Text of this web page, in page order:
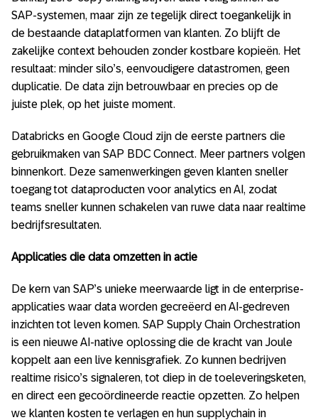
SAP-systemen, maar zijn ze tegelijk direct toegankelijk in
de bestaande dataplatformen van klanten. Zo blijft de
zakelijke context behouden zonder kostbare kopieën. Het
resultaat: minder silo’s, eenvoudigere datastromen, geen
duplicatie. De data zijn betrouwbaar en precies op de
juiste plek, op het juiste moment.
Databricks en Google Cloud zijn de eerste partners die
gebruikmaken van SAP BDC Connect. Meer partners volgen
binnenkort. Deze samenwerkingen geven klanten sneller
toegang tot dataproducten voor analytics en AI, zodat
teams sneller kunnen schakelen van ruwe data naar realtime
bedrijfsresultaten.
Applicaties die data omzetten in actie
De kern van SAP’s unieke meerwaarde ligt in de enterprise-
applicaties waar data worden gecreëerd en AI-gedreven
inzichten tot leven komen. SAP Supply Chain Orchestration
is een nieuwe AI-native oplossing die de kracht van Joule
koppelt aan een live kennisgrafiek. Zo kunnen bedrijven
realtime risico’s signaleren, tot diep in de toeleveringsketen,
en direct een gecoördineerde reactie opzetten. Zo helpen
we klanten kosten te verlagen en hun supplychain in